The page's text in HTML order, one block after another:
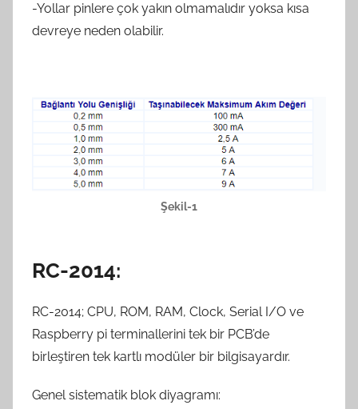
-Yollar pinlere çok yakın olmamalıdır yoksa kısa
devreye neden olabilir.
Şekil-1
RC-2014:
RC-2014; CPU, ROM, RAM, Clock, Serial I/O ve
Raspberry pi terminallerini tek bir PCB’de
birleştiren tek kartlı modüler bir bilgisayardır.
Genel sistematik blok diyagramı: